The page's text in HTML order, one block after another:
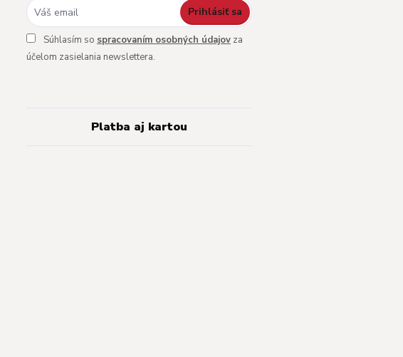
Prihlásiť sa
Súhlasím so spracovaním osobných údajov za
účelom zasielania newslettera.
Platba aj kartou